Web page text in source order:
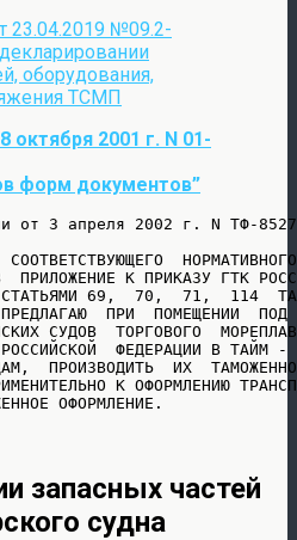
23.04.2019 №09.2-
оборудования,
ТСМП
октября 2001 г. N 01-
форм документов”
от 3 апреля 2002 г. N ТФ-8527
СООТВЕТСТВУЮЩЕГО
ПРИЛОЖЕНИЕ К ПРИКАЗУ ГТК
69,  70,  71,  114
ПРИ  ПОМЕЩЕНИИ  ПОД
СУДОВ  ТОРГОВОГО
ФЕДЕРАЦИИ В ТАЙМ
ПРОИЗВОДИТЬ  ИХ
К ОФОРМЛЕНИЮ
ОФОРМЛЕНИЕ.
запасных частей
судна